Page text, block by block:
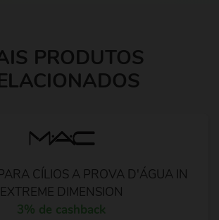
PRODUTOS
CÍLIOS A PROVA D'ÁGUA IN
EXTREME DIMENSION
3% de cashback